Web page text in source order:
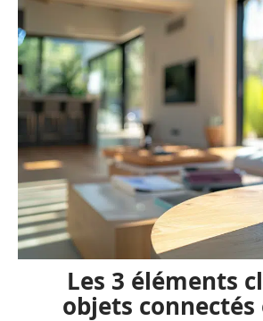
Les 3 éléments
objets